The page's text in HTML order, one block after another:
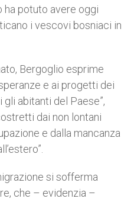
ha potuto avere oggi
i vescovi bosniaci in
Bergoglio esprime
e ai progetti dei
abitanti del Paese”,
dai non lontani
e dalla mancanza
si sofferma
che – evidenzia –